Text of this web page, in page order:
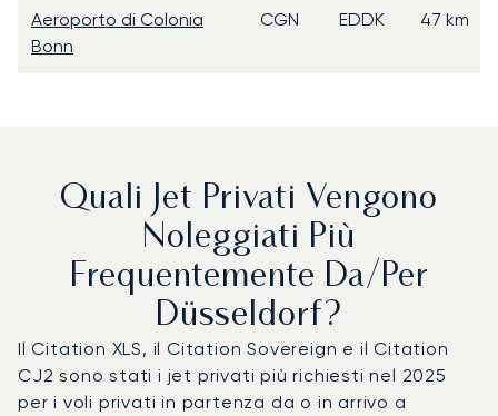
Aeroporto di Colonia
Bonn
CGN EDDK 47 km
Quali Jet Privati Vengono
Noleggiati Più
Frequentemente Da/per
Düsseldorf?
Il Citation XLS, il Citation Sovereign e il Citation
CJ2 sono stati i jet privati più richiesti nel 2025
per i voli privati in partenza da o in arrivo a